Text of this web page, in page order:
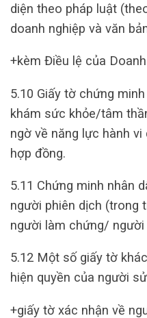
diện theo pháp luật
doanh nghiệp và văn
+kèm Điều lệ của
5.10 Giấy tờ chứng
khám sức khỏe/tâm
ngờ về năng lực hành
hợp đồng.
5.11 Chứng minh nhân
người phiên dịch (trong
người làm chứng/ người
5.12 Một số giấy tờ
hiện quyền của người
+giấy tờ xác nhận về